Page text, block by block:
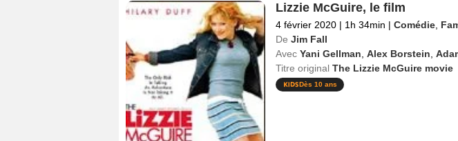
Lizzie McGuire, le film
4 février 2020 | 1h 34min | Comédie,
De Jim Fall
Avec Yani Gellman Alex Borstein
Titre original The Lizzie McGuire movie
Dès 10 ans